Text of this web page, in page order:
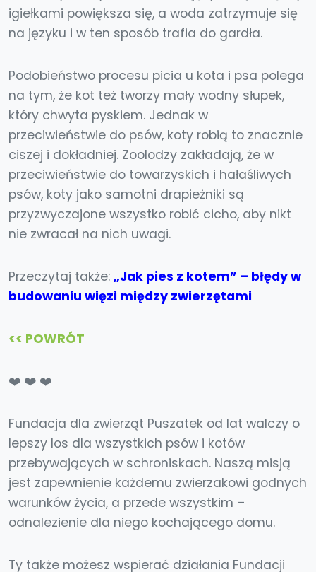
igiełkami powiększa się, a woda zatrzymuje się
na języku i w ten sposób trafia do gardła.
Podobieństwo procesu picia u kota i psa polega
na tym, że kot też tworzy mały wodny słupek,
który chwyta pyskiem. Jednak w
przeciwieństwie do psów, koty robią to znacznie
ciszej i dokładniej. Zoolodzy zakładają, że w
przeciwieństwie do towarzyskich i hałaśliwych
psów, koty jako samotni drapieżniki są
przyzwyczajone wszystko robić cicho, aby nikt
nie zwracał na nich uwagi.
Przeczytaj także: „Jak pies z kotem” – błędy w
budowaniu więzi między zwierzętami
<< POWRÓT
❤️ ❤️ ❤️
Fundacja dla zwierząt Puszatek od lat walczy o
lepszy los dla wszystkich psów i kotów
przebywających w schroniskach. Naszą misją
jest zapewnienie każdemu zwierzakowi godnych
warunków życia, a przede wszystkim –
odnalezienie dla niego kochającego domu.
Ty także możesz wspierać działania Fundacji